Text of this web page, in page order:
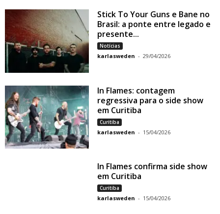
Stick To Your Guns e Bane no
Brasil: a ponte entre legado e
presente...
Notícias
karlasweden - 29/04/2026
In Flames: contagem
regressiva para o side show
em Curitiba
Curitiba
karlasweden - 15/04/2026
In Flames confirma side show
em Curitiba
Curitiba
karlasweden - 15/04/2026